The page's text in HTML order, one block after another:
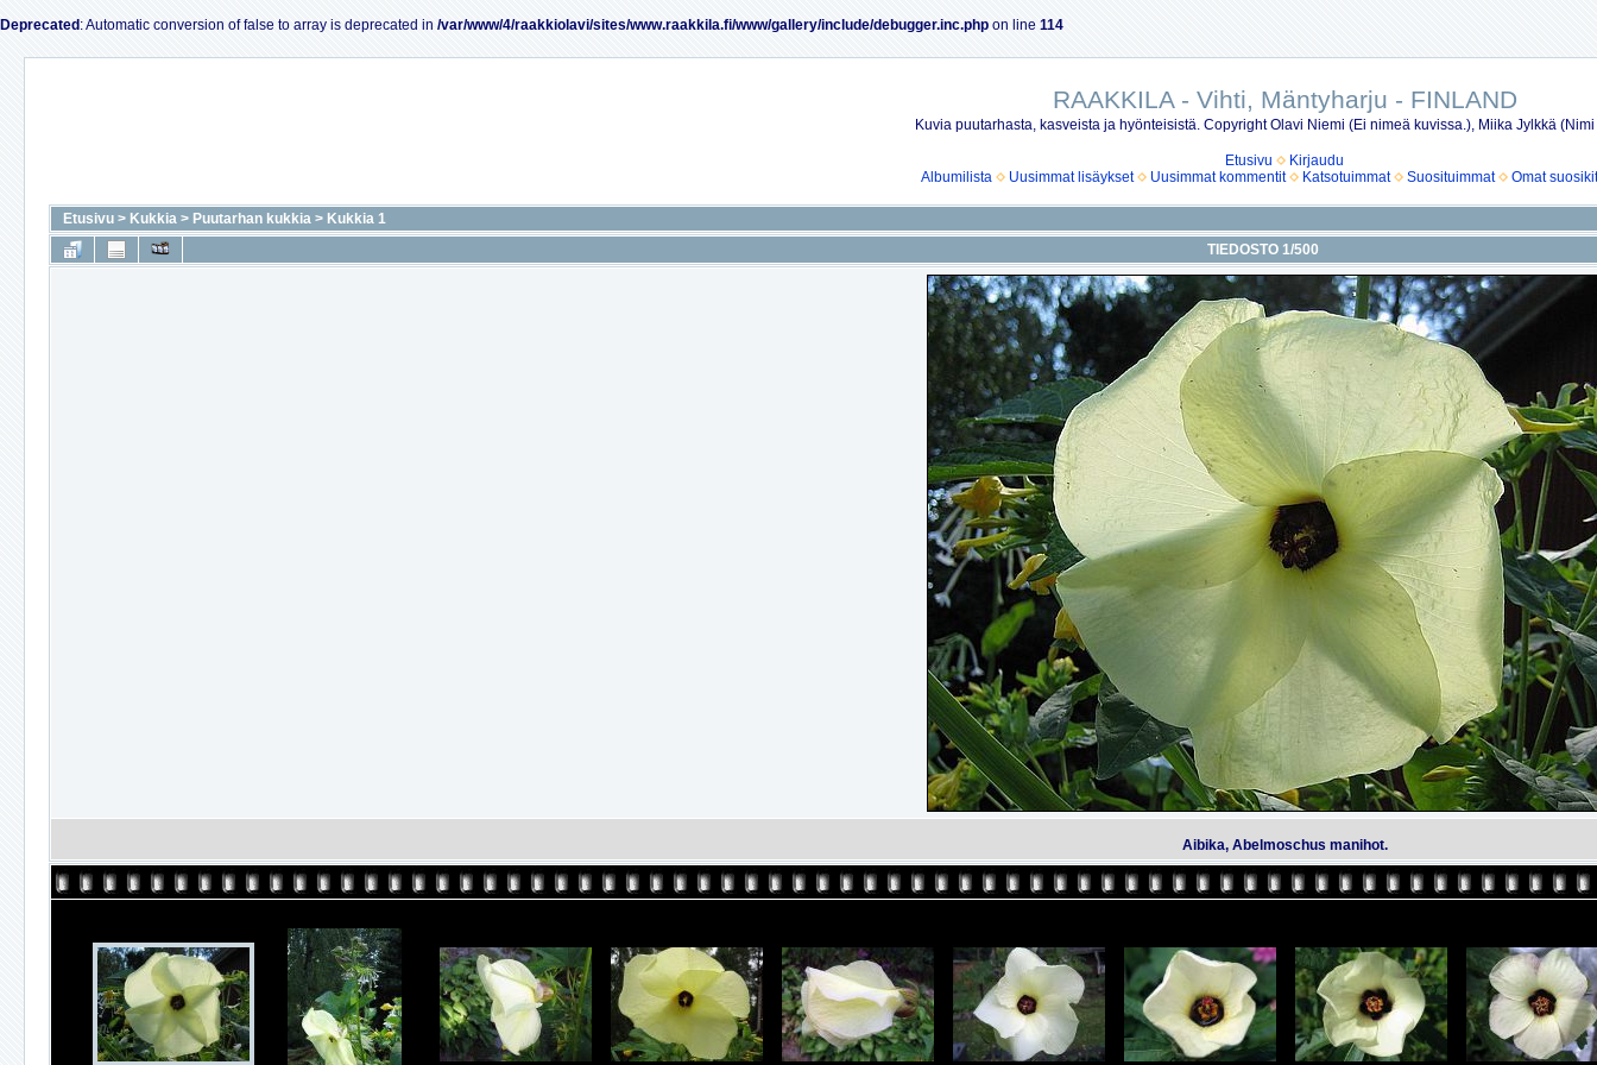
Deprecated : Automatic conversion of false to array is deprecated in /var/www/4/raakkiolavi/sites/www.raakkila.fi/www/gallery/include/debugger.inc.php on line 114
RAAKKILA - Vihti, Mäntyharju - FINLAND
Kuvia puutarhasta, kasveista ja hyönteisistä. Copyright Olavi Niemi (Ei nimeä kuvissa.), Miika Jylkkä
Etusivu
Kirjaudu
Albumilista
Uusimmat lisäykset Uusimmat kommentit Katsotuimmat Suosituimmat Omat suosikit
Etusivu > Kukkia > Puutarhan kukkia > Kukkia 1
TIEDOSTO 1/500
Aibika, Abelmoschus manihot.